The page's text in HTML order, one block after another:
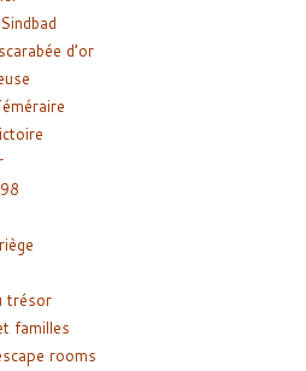
d’or
trésor
familles
rooms